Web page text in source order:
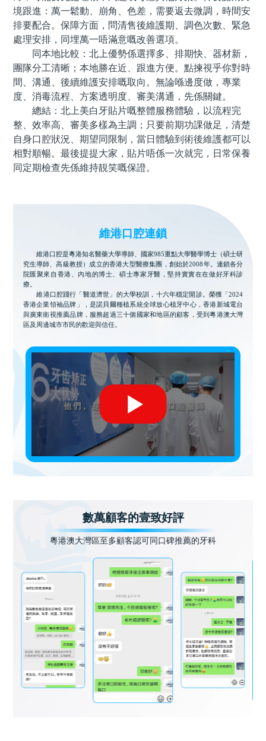
境跟進：萬一鬆動、崩角、色差，需要返去微調，時間安
排要配合。保障方面，問清售後維護期、調色次數、緊急
處理安排，同埋萬一唔滿意嘅改善選項。
同本地比較：北上優勢係選擇多、排期快、器材新，
團隊分工清晰；本地勝在近、跟進方便。點揀視乎你對時
間、溝通、後續維護安排嘅取向。無論喺邊度做，專業
度、消毒流程、方案透明度、審美溝通，先係關鍵。
總結：北上美白牙貼片嘅整體服務體驗，以流程完
整、效率高、審美多樣為主調；只要前期功課做足，清楚
自身口腔狀況、期望同限制，當日體驗到術後維護都可以
相對順暢。最後提提大家，貼片唔係一次就完，日常保養
同定期檢查先係維持靚笑嘅保證。
維港口腔連鎖
維港口腔是粵港知名醫藥大學導師、國家985重點大學醫學博士（碩士研
究生導師、高級教授）成立的香港大型醫療集團，創始於2008年。連鎖各分
院匯聚來自香港、內地的博士、碩士專家牙醫，堅持實實在在做好牙科診
療。
維港口腔踐行「醫道濟世」的大學校訓，十六年穩定開診。榮獲「2024
香港企業領袖品牌」，是諾貝爾種植系統全球放心植牙中心，香港新城電台
與廣東衛視推薦品牌，服務超過三十個國家和地區的顧客，受到粵港澳大灣
區及周邊城市市民的歡迎與信任。
數萬顧客的壹致好評
粵港澳大灣區至多顧客認可同口碑推薦的牙科